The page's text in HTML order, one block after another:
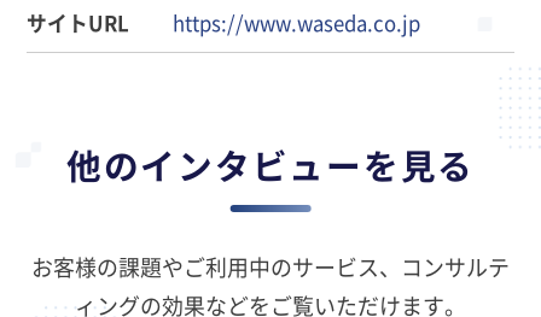
サイトURL
https://www.waseda.co.jp
他のインタビューを見る
お客様の課題やご利用中のサービス、コンサルテ
ィングの効果などをご覧いただけます。